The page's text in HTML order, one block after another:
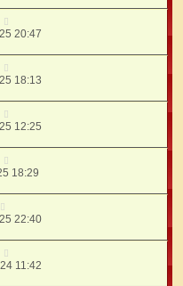
20:47
18:13
12:25
18:29
22:40
11:42